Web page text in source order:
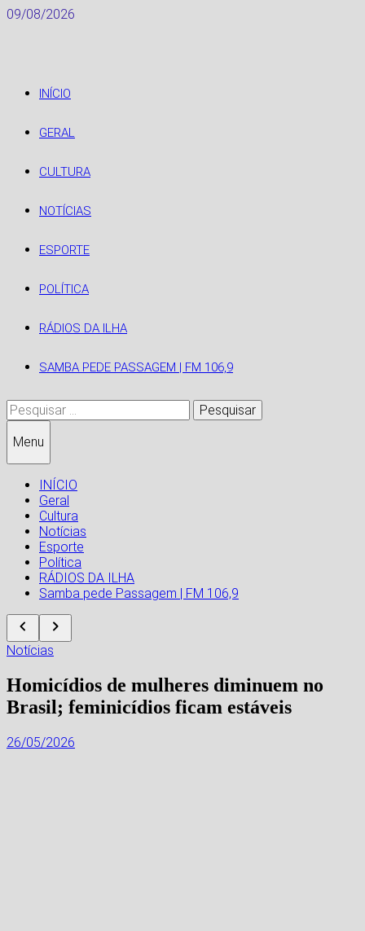
Skip
09/08/2026
INÍCIO
GERAL
CULTURA
NOTÍCIAS
ESPORTE
POLÍTICA
RÁDIOS DA ILHA
SAMBA PEDE PASSAGEM | FM 106,9
Pesquisar
por:
Menu
INÍCIO
Geral
Cultura
Notícias
Esporte
Política
RÁDIOS DA ILHA
Samba pede Passagem | FM 106,9
Notícias
Homicídios de mulheres diminuem no
Brasil; feminicídios ficam estáveis
26/05/2026